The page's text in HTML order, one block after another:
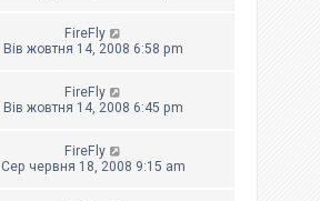
FireFly
Вів жовтня 14, 2008 6:58 pm
FireFly
Вів жовтня 14, 2008 6:45 pm
FireFly
Сер червня 18, 2008 9:15 am